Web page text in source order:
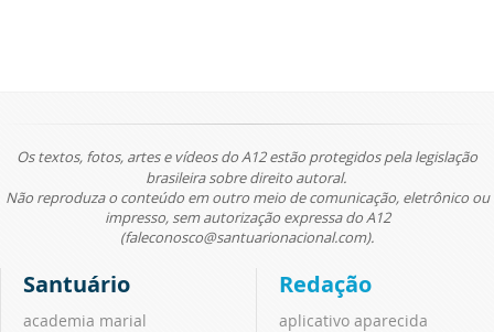
Os textos, fotos, artes e vídeos do A12 estão protegidos pela legislação
brasileira sobre direito autoral.
Não reproduza o conteúdo em outro meio de comunicação, eletrônico ou
impresso, sem autorização expressa do A12
(faleconosco@santuarionacional.com).
Santuário
academia marial
Redação
aplicativo aparecida